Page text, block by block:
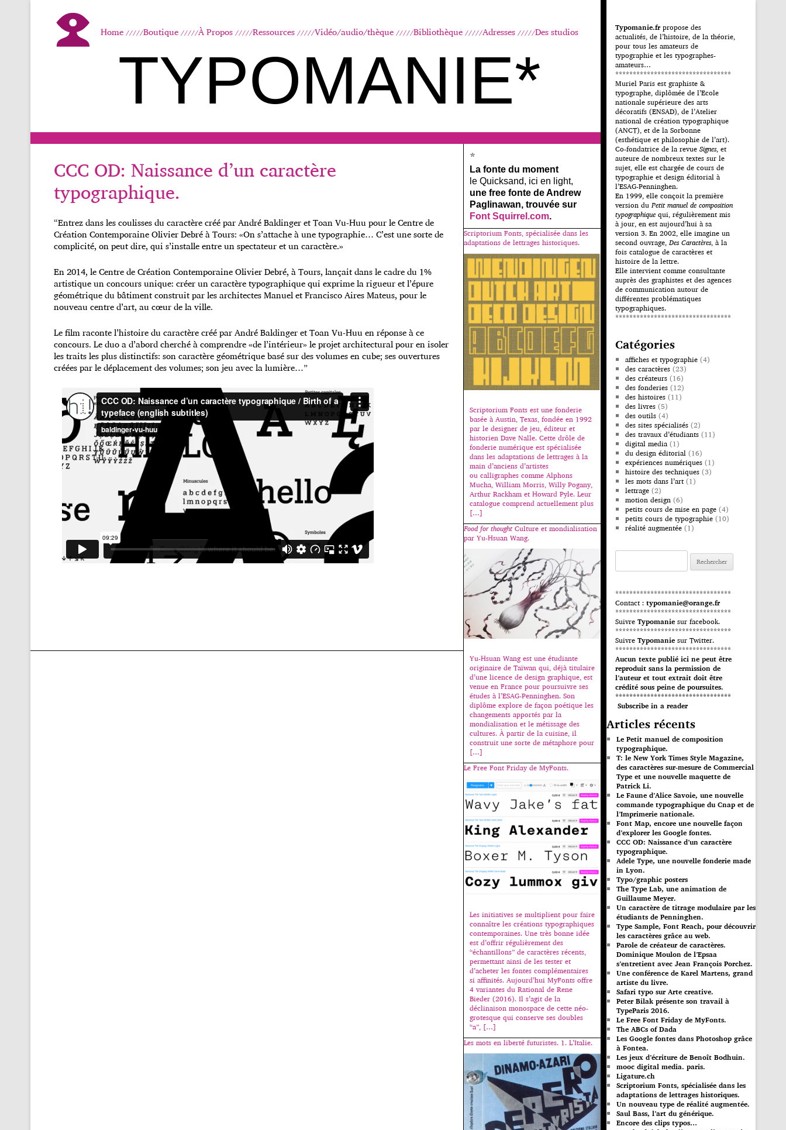
Home Boutique À Propos Ressources Vidéo/audio/thèque Bibliothèque Adresses Des studios
TYPOMANIE*
CCC OD: Naissance d’un caractère
typographique.
“Entrez dans les coulisses du caractère créé par André Baldinger et Toan Vu-Huu pour le Centre de
Création Contemporaine Olivier Debré à Tours: «On s’attache à une typographie… C’est une sorte de
complicité, on peut dire, qui s’installe entre un spectateur et un caractère.»
En 2014, le Centre de Création Contemporaine Olivier Debré, à Tours, lançait dans le cadre du 1%
artistique un concours unique: créer un caractère typographique qui exprime la rigueur et l’épure
géométrique du bâtiment construit par les architectes Manuel et Francisco Aires Mateus, pour le
nouveau centre d’art, au cœur de la ville.
Le film raconte l’histoire du caractère créé par André Baldinger et Toan Vu-Huu en réponse à ce
concours. Le duo a d’abord cherché à comprendre «de l’intérieur» le projet architectural pour en isoler
les traits les plus distinctifs: son caractère géométrique basé sur des volumes en cube; ses ouvertures
créées par le déplacement des volumes; son jeu avec la lumière…”
*
La fonte du moment
le Quicksand, ici en light,
une free fonte de Andrew
Paglinawan, trouvée sur
Font Squirrel.com.
Scriptorium Fonts, spécialisée dans les
adaptations de lettrages historiques.
Scriptorium Fonts est une fonderie
basée à Austin, Texas, fondée en 1992
par le designer de jeu, éditeur et
historien Dave Nalle. Cette drôle de
fonderie numérique est spécialisée
dans les adaptations de lettrages à la
main d’anciens d’artistes
ou calligraphes comme Alphons
Mucha, William Morris, Willy Pogany,
Arthur Rackham et Howard Pyle. Leur
catalogue comprend actuellement plus
[…]
Food for thoughtCulture et mondialisation
par Yu-Hsuan Wang.
Yu-Hsuan Wang est une étudiante
originaire de Taïwan qui, déjà titulaire
d’une licence de design graphique, est
venue en France pour poursuivre ses
études à l’ESAG-Penninghen. Son
diplôme explore de façon poétique les
changements apportés par la
mondialisation et le métissage des
cultures. À partir de la cuisine, il
construit une sorte de métaphore pour
[…]
Le Free Font Friday de MyFonts.
Les initiatives se multiplient pour faire
connaître les créations typographiques
contemporaines. Une très bonne idée
est d’offrir régulièrement des
“échantillons” de caractères récents,
permettant ainsi de les tester et
d’acheter les fontes complémentaires
si affinités. Aujourd’hui MyFonts offre
4 variantes du Rational de Rene
Bieder (2016). Il s’agit de la
déclinaison monospace de cette néo-
grotesque qui conserve ses doubles
“a”, […]
Les mots en liberté futuristes. 1. L’Italie.
Typomanie.fr propose des
actualités, de l’histoire, de la théorie,
pour tous les amateurs de
typographie et les typographes-
amateurs…
*********************************
Muriel Paris est graphiste &
typographe, diplômée de l’Ecole
nationale supérieure des arts
décoratifs (ENSAD), de l’Atelier
national de création typographique
(ANCT), et de la Sorbonne
(esthétique et philosophie de l’art).
Co-fondatrice de la revue Signes, et
auteure de nombreux textes sur le
sujet, elle est chargée de cours de
typographie et design éditorial à
l’ESAG-Penninghen.
En 1999, elle conçoit la première
version duPetit manuel de composition
typographique qui, régulièrement mis
à jour, en est aujourd’hui à sa
version 3. En 2002, elle imagine un
second ouvrage, Des Caractères, à la
fois catalogue de caractères et
histoire de la lettre.
Elle intervient comme consultante
auprès des graphistes et des agences
de communication autour de
différentes problématiques
typographiques.
*********************************
Catégories
affiches et typographie (4)
des caractères (23)
des créateurs (16)
des fonderies (12)
des histoires (11)
des livres (5)
des outils (4)
des sites spécialisés (2)
des travaux d’étudiants (11)
digital media (1)
du design éditorial (16)
expériences numériques (1)
histoire des techniques (3)
les mots dans l’art (1)
lettrage (2)
motion design (6)
petits cours de mise en page (4)
petits cours de typographie (10)
réalité augmentée (1)
Rechercher :
*********************************
Contact : typomanie@orange.fr
*********************************
Suivre Typomanie sur facebook.
*********************************
Suivre Typomanie sur Twitter.
*********************************
Aucun texte publié ici ne peut être
reproduit sans la permission de
l’auteur et tout extrait doit être
crédité sous peine de poursuites.
*********************************
Subscribe in a reader
Articles récents
Le Petit manuel de composition
typographique.
T: le New York Times Style Magazine,
des caractères sur-mesure de Commercial
Type et une nouvelle maquette de
Patrick Li.
Le Faune d’Alice Savoie, une nouvelle
commande typographique du Cnap et de
l’Imprimerie nationale.
Font Map, encore une nouvelle façon
d’explorer les Google fontes.
CCC OD: Naissance d’un caractère
typographique.
Adele Type, une nouvelle fonderie made
in Lyon.
Typo/graphic posters
The Type Lab, une animation de
Guillaume Meyer.
Un caractère de titrage modulaire par les
étudiants de Penninghen.
Type Sample, Font Reach, pour découvrir
les caractères grâce au web.
Parole de créateur de caractères.
Dominique Moulon de l’Epsaa
s’entretient avec Jean François Porchez.
Une conférence de Karel Martens, grand
artiste du livre.
Safari typo sur Arte creative.
Peter Bilak présente son travail à
TypeParis 2016.
Le Free Font Friday de MyFonts.
The ABCs of Dada
Les Google fontes dans Photoshop grâce
à Fontea.
Les jeux d’écriture de Benoît Bodhuin.
mooc digital media. paris.
Ligature.ch
Scriptorium Fonts, spécialisée dans les
adaptations de lettrages historiques.
Un nouveau type de réalité augmentée.
Saul Bass, l’art du générique.
Encore des clips typos…